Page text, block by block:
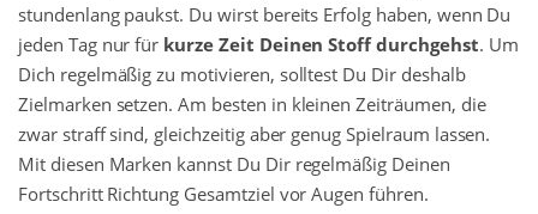
stundenlang paukst. Du wirst bereits Erfolg haben, wenn Du
jeden Tag nur für kurze Zeit Deinen Stoff durchgehst. Um
Dich regelmäßig zu motivieren, solltest Du Dir deshalb
Zielmarken setzen. Am besten in kleinen Zeiträumen, die
zwar straff sind, gleichzeitig aber genug Spielraum lassen.
Mit diesen Marken kannst Du Dir regelmäßig Deinen
Fortschritt Richtung Gesamtziel vor Augen führen.